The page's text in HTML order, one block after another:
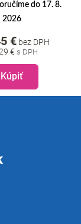
do 17. 8.
2026
€
€bez DPH
Kúpiť